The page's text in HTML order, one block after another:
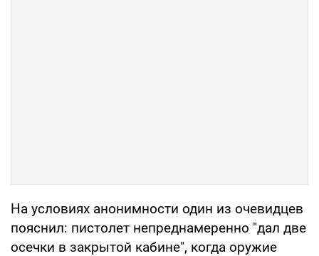
На условиях анонимности один из очевидцев
пояснил: пистолет непреднамеренно "дал две
осечки в закрытой кабине", когда оружие